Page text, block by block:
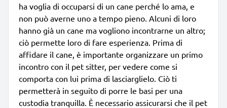
ha voglia di occuparsi di un cane perché lo ama, e
non può averne uno a tempo pieno. Alcuni di loro
hanno già un cane ma vogliono incontrarne un altro;
ciò permette loro di fare esperienza. Prima di
affidare il cane, è importante organizzare un primo
incontro con il pet sitter, per vedere come si
comporta con lui prima di lasciarglielo. Ciò ti
permetterà in seguito di porre le basi per una
custodia tranquilla. È necessario assicurarsi che il pet